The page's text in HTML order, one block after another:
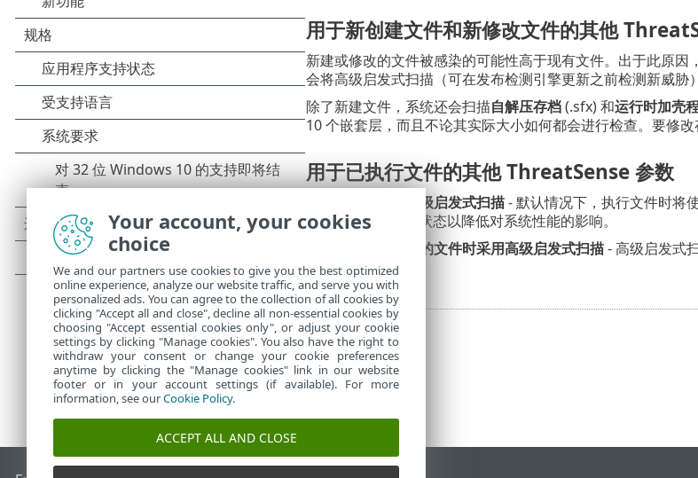
用于新创建文件和新修改文件的其他
新建或修改的文件被感染的可能性高于现有文件。出于此原
会将高级启发式扫描（可在发布检测引擎更新之前检测新威胁
除了新建文件，系统还会扫描自解压存档(.sfx) 和运行时加壳
10 个嵌套层，而且不论其实际大小如何都会进行检查。要修
用于已执行文件的其他 ThreatSense 参数
执行文件时采用高级启发式扫描- 默认情况下，执行文件时将
LiveGrid® 的启用状态以降低对系统性能的影响。
执行可移动磁盘上的文件时采用高级启发式扫描- 高级启发式
估其行为。
Your account, your cookies
choice
We and our partners use cookies to give you the best optimized
online experience, analyze our website traffic, and serve you with
personalized ads. You can agree to the collection of all cookies by
clicking "Accept all and close", decline all non-essential cookies by
choosing "Accept essential cookies only", or adjust your cookie
settings by clicking "Manage cookies". You also have the right to
withdraw your consent or change your cookie preferences
anytime by clicking the "Manage cookies" link in our website
footer or in your account settings (if available). For more
information, see ourCookie Policy.
ACCEPT ALL AND CLOSE